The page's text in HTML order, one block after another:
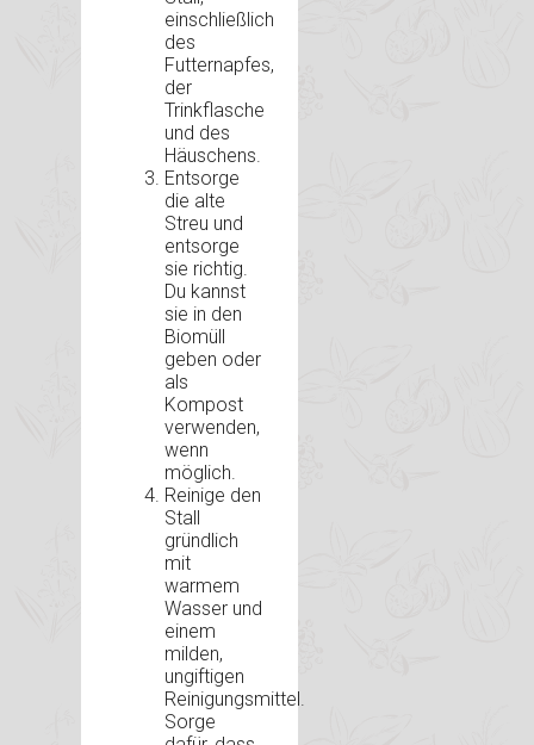
einschließlich
des
Futternapfes,
der
Trinkflasche
und des
Häuschens.
Entsorge
die alte
Streu und
entsorge
sie richtig.
Du kannst
sie in den
Biomüll
geben oder
als
Kompost
verwenden,
wenn
möglich.
Reinige den
Stall
gründlich
mit
warmem
Wasser und
einem
milden,
ungiftigen
Reinigungsmittel.
Sorge